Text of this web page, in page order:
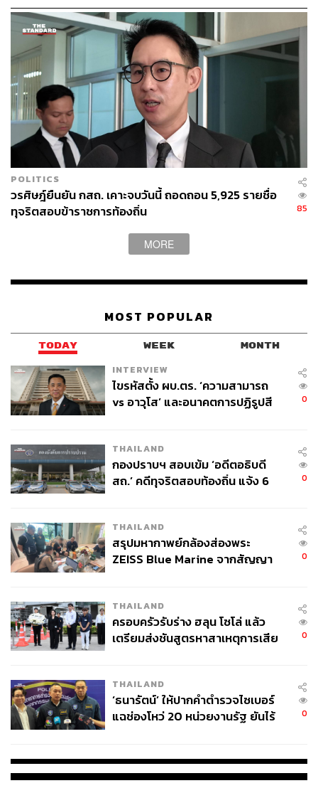
เต็มที่ อย่าหวั่นไหวคำถามยุยง
POLITICS
วรศิษฎ์ยืนยัน กสถ. เคาะจบวันนี้ ถอดถอน 5,925 รายชื่อ
ทุจริตสอบข้าราชการท้องถิ่น
85
MORE
MOST POPULAR
TODAY WEEK MONTH
INTERVIEW
ไขรหัสตั้ง ผบ.ตร. ‘ความสามารถ
vs อาวุโส’ และอนาคตการปฏิรูปสี
0
THAILAND
กองปราบฯ สอบเข้ม ‘อดีตอธิบดี
สถ.’ คดีทุจริตสอบท้องถิ่น แจ้ง 6
0
THAILAND
สรุปมหากาพย์กล้องส่องพระ
ZEISS Blue Marine จากสัญญา
จ่ายหนี้-แอบระบุแบรนด์
0
THAILAND
ครอบครัวรับร่าง ฮลุน โซโล่ แล้ว
เตรียมส่งชันสูตรหาสาเหตุการเสีย
0
THAILAND
‘ธนารัตน์’ ให้ปากคำตำรวจไซเบอร์
แฉช่องโหว่ 20 หน่วยงานรัฐ ยันไร้
0